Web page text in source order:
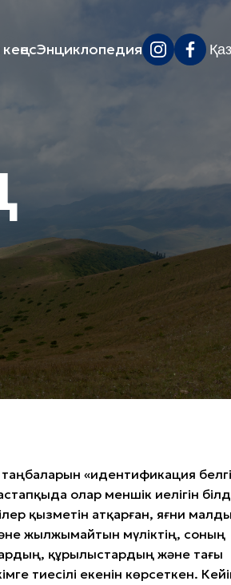
Энциклопедия
таңбаларын «идентификация
олар меншік иелігін
қызметін атқарған, яғни
жылжымайтын мүліктің, соның
құрылыстардың және тағы
тиесілі екенін көрсеткен.